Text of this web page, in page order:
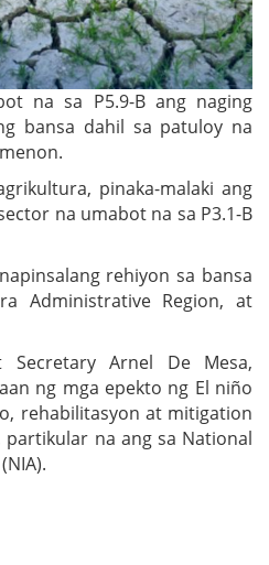
na sa P5.9-B ang naging
bansa dahil sa patuloy na
pinaka-malaki ang
na umabot na sa P3.1-B
rehiyon sa bansa
Administrative Region, at
Secretary Arnel De Mesa,
ng mga epekto ng El niño
rehabilitasyon at mitigation
partikular na ang sa National